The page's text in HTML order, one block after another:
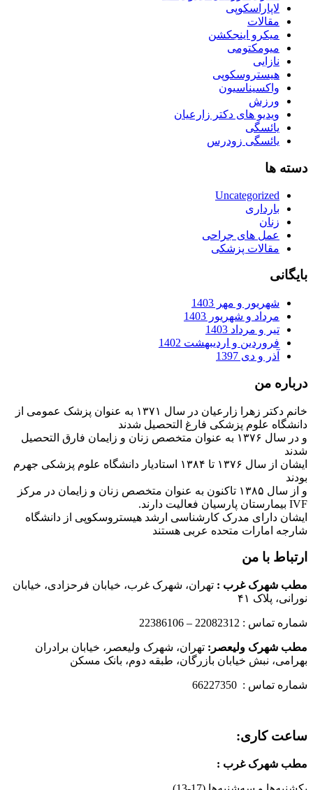
لاپاراسکوپی
مقالات
میکرو اینجکشن
میومکتومی
نازایی
هیستروسکوپی
واکسیناسیون
ورزش
ویدیو های دکتر زارعیان
یائسگی
یائسگی زودرس
دسته ها
Uncategorized
بارداری
زنان
عمل های جراحی
مقالات پزشکی
بایگانی
شهریور و مهر 1403
مرداد و شهریور 1403
تیر و مرداد 1403
فروردین و اردیبهشت 1402
آذر و دی 1397
درباره من
خانم دکتر زهرا زارعیان در سال ۱۳۷۱ به عنوان پزشک عمومی از
دانشگاه علوم پزشکی فارغ التحصیل شدند
و در سال ۱۳۷۶ به عنوان متخصص زنان و زایمان فارق التحصیل
شدند
ایشان از سال ۱۳۷۶ تا ۱۳۸۴ استادیار دانشگاه علوم پزشکی جهرم
بودند
و از سال ۱۳۸۵ تاکنون به عنوان متخصص زنان و زایمان در مرکز
IVF بیمارستان پارسیان فعالیت دارند.
ایشان دارای مدرک کارشناسی ارشد هیستروسکوپی از دانشگاه
شارجه امارات متحده عربی هستند
ارتباط با من
مطب شهرک غرب : تهران، شهرک غرب، خیابان فرحزادی، خیابان
نورانی، پلاک ۴۱
شماره تماس : 22082312 – 22386106
مطب شهرک ولیعصر: تهران، شهرک ولیعصر، خیابان برادران
بهرامی، نبش خیابان بازرگان، طبقه دوم، بانک مسکن
شماره تماس : 66227350
ساعت کاری:
مطب شهرک غرب :